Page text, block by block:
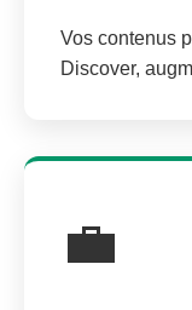
Vos contenus
Discover,
💼